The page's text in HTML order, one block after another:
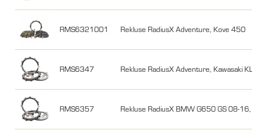
RMS6321001 Rekluse RadiusX Adventure, Kove 450
RMS6347 Rekluse RadiusX Adventure, Kawasaki KLR
RMS6357 Rekluse RadiusX BMW G650 GS 08-16,